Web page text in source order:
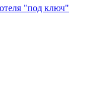
"под ключ"